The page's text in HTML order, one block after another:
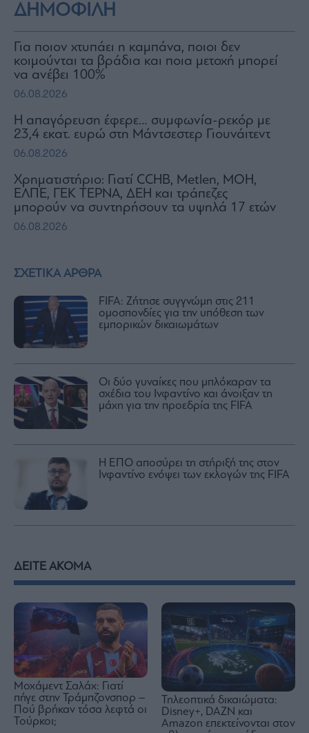
ΣΧΕΤΙΚΑ ΑΡΘΡΑ
FIFA: Ζήτησε συγγνώμη στις 211
ομοσπονδίες για την υπόθεση των
εμπορικών δικαιωμάτων
Οι δύο γυναίκες που μπλόκαραν τα
σχέδια του Ινφαντίνο και άνοιξαν τη
μάχη για την προεδρία της FIFA
Η ΕΠΟ αποσύρει τη στήριξή της στον
Ινφαντίνο ενόψει των εκλογών της FIFA
ΔΗΜΟΦΙΛΗ
Για ποιον χτυπάει η καμπάνα, ποιοι δεν
κοιμούνται τα βράδια και ποια μετοχή μπορεί
να ανέβει 100%
06.08.2026
Η απαγόρευση έφερε… συμφωνία-ρεκόρ με
23,4 εκατ. ευρώ στη Μάντσεστερ Γιουνάιτεντ
06.08.2026
Χρηματιστήριο: Γιατί CCHB, Metlen, MOH,
ΕΛΠΕ, ΓΕΚ ΤΕΡΝΑ, ΔΕΗ και τράπεζες
μπορούν να συντηρήσουν τα υψηλά 17 ετών
06.08.2026
ΔΕΙΤΕ ΑΚΟΜΑ
Μοχάμεντ Σαλάχ: Γιατί
πήγε στην Τράμπζονσπορ –
Πού βρήκαν τόσα λεφτά οι
Τούρκοι;
Τηλεοπτικά δικαιώματα:
Disney+, DAZN και
Amazon επεκτείνονται στον